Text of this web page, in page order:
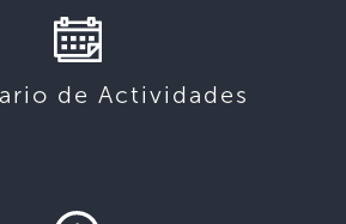
de Actividades